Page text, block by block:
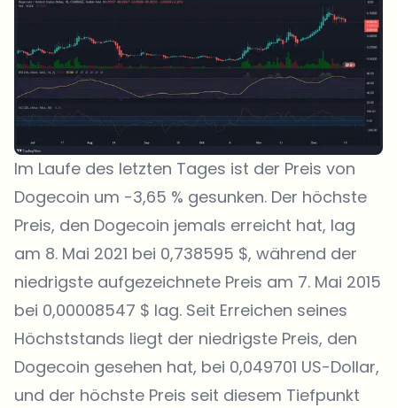
Im Laufe des letzten Tages ist der Preis von
Dogecoin um -3,65 % gesunken. Der höchste
Preis, den Dogecoin jemals erreicht hat, lag
am 8. Mai 2021 bei 0,738595 $, während der
niedrigste aufgezeichnete Preis am 7. Mai 2015
bei 0,00008547 $ lag. Seit Erreichen seines
Höchststands liegt der niedrigste Preis, den
Dogecoin gesehen hat, bei 0,049701 US-Dollar,
und der höchste Preis seit diesem Tiefpunkt